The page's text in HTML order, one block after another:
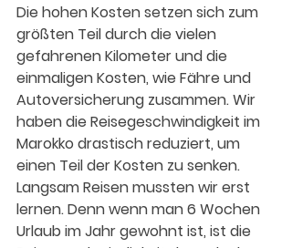
Die hohen Kosten setzen sich zum
größten Teil durch die vielen
gefahrenen Kilometer und die
einmaligen Kosten, wie Fähre und
Autoversicherung zusammen. Wir
haben die Reisegeschwindigkeit im
Marokko drastisch reduziert, um
einen Teil der Kosten zu senken.
Langsam Reisen mussten wir erst
lernen. Denn wenn man 6 Wochen
Urlaub im Jahr gewohnt ist, ist die